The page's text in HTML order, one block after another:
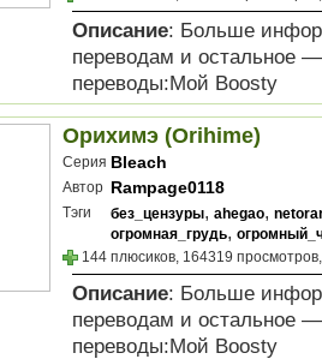
Описание: Больше
переводам и остальное
переводы:Мой Boosty
Орихимэ (Orihime)
Серия Bleach
Автор Rampage0118
Тэги без_цензуры, ahegao,
огромная_грудь,
144 плюсиков, 164319
Описание: Больше
переводам и остальное
переводы:Мой Boosty